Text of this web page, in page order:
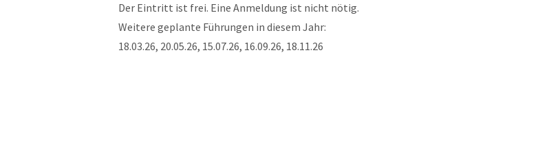
Der Eintritt ist frei. Eine Anmeldung ist nicht nötig.
Weitere geplante Führungen in diesem Jahr:
18.03.26, 20.05.26, 15.07.26, 16.09.26, 18.11.26